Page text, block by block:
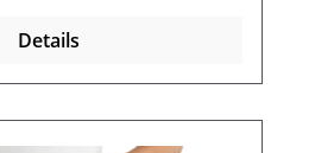
Details